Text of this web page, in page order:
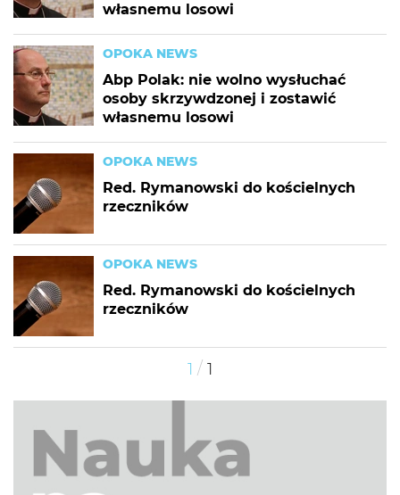
własnemu losowi
OPOKA NEWS
Abp Polak: nie wolno wysłuchać
osoby skrzywdzonej i zostawić
własnemu losowi
OPOKA NEWS
Red. Rymanowski do kościelnych
rzeczników
OPOKA NEWS
Red. Rymanowski do kościelnych
rzeczników
1 / 1